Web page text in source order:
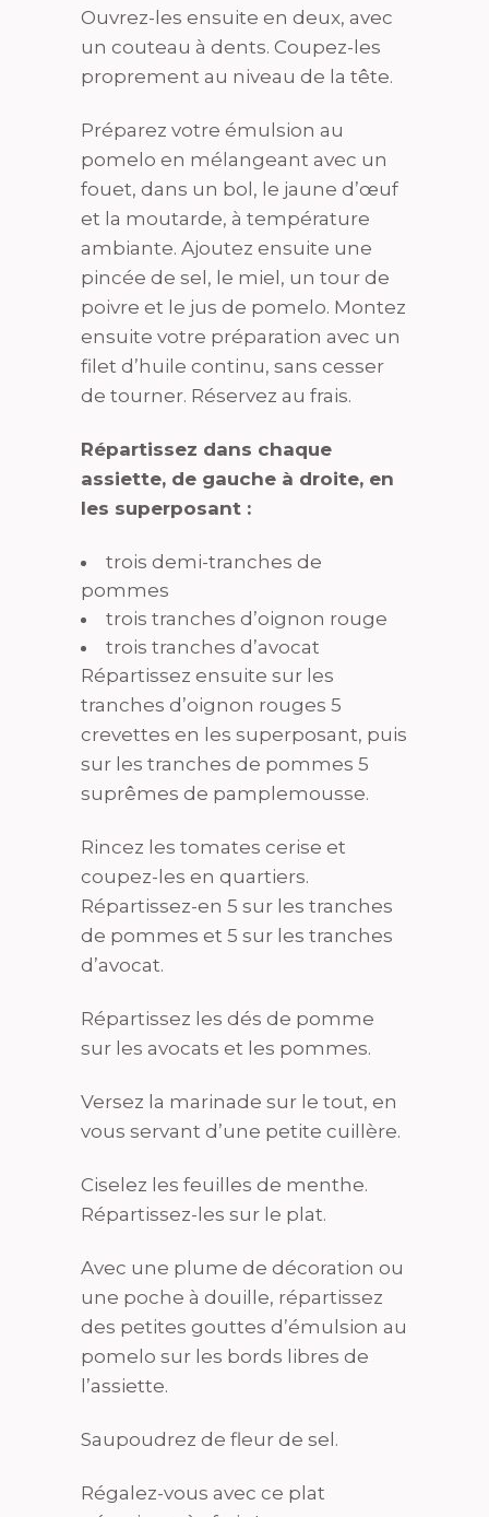
Ouvrez-les ensuite en deux, avec
un couteau à dents. Coupez-les
proprement au niveau de la tête.
Préparez votre émulsion au
pomelo en mélangeant avec un
fouet, dans un bol, le jaune d’œuf
et la moutarde, à température
ambiante. Ajoutez ensuite une
pincée de sel, le miel, un tour de
poivre et le jus de pomelo. Montez
ensuite votre préparation avec un
filet d’huile continu, sans cesser
de tourner. Réservez au frais.
Répartissez dans chaque
assiette, de gauche à droite, en
les superposant :
trois demi-tranches de
pommes
trois tranches d’oignon rouge
trois tranches d’avocat
Répartissez ensuite sur les
tranches d’oignon rouges 5
crevettes en les superposant, puis
sur les tranches de pommes 5
suprêmes de pamplemousse.
Rincez les tomates cerise et
coupez-les en quartiers.
Répartissez-en 5 sur les tranches
de pommes et 5 sur les tranches
d’avocat.
Répartissez les dés de pomme
sur les avocats et les pommes.
Versez la marinade sur le tout, en
vous servant d’une petite cuillère.
Ciselez les feuilles de menthe.
Répartissez-les sur le plat.
Avec une plume de décoration ou
une poche à douille, répartissez
des petites gouttes d’émulsion au
pomelo sur les bords libres de
l’assiette.
Saupoudrez de fleur de sel.
Régalez-vous avec ce plat